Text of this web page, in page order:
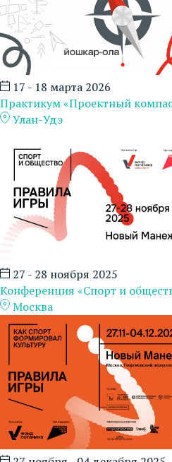
17 - 18 марта 2026
Практикум «Проектный
Улан-Удэ
27 - 28 ноября 2025
Конференция «Спорт и
Москва